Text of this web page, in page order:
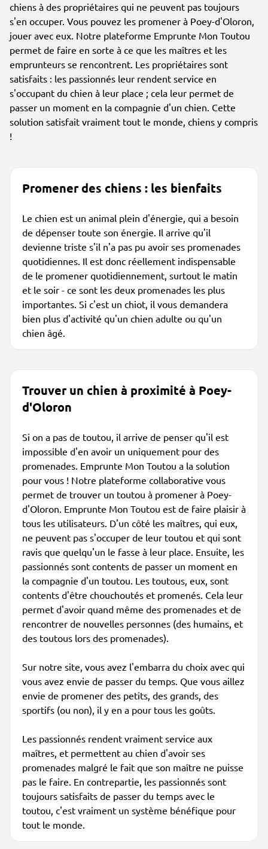
chiens à des propriétaires qui ne peuvent pas toujours
s'en occuper. Vous pouvez les promener à Poey-d'Oloron,
jouer avec eux. Notre plateforme Emprunte Mon Toutou
permet de faire en sorte à ce que les maîtres et les
emprunteurs se rencontrent. Les propriétaires sont
satisfaits : les passionnés leur rendent service en
s'occupant du chien à leur place ; cela leur permet de
passer un moment en la compagnie d'un chien. Cette
solution satisfait vraiment tout le monde, chiens y compris
!
Promener des chiens : les bienfaits
Le chien est un animal plein d'énergie, qui a besoin
de dépenser toute son énergie. Il arrive qu'il
devienne triste s'il n'a pas pu avoir ses promenades
quotidiennes. Il est donc réellement indispensable
de le promener quotidiennement, surtout le matin
et le soir - ce sont les deux promenades les plus
importantes. Si c'est un chiot, il vous demandera
bien plus d'activité qu'un chien adulte ou qu'un
chien âgé.
Trouver un chien à proximité à Poey-
d'Oloron
Si on a pas de toutou, il arrive de penser qu'il est
impossible d'en avoir un uniquement pour des
promenades. Emprunte Mon Toutou a la solution
pour vous ! Notre plateforme collaborative vous
permet de trouver un toutou à promener à Poey-
d'Oloron. Emprunte Mon Toutou est de faire plaisir à
tous les utilisateurs. D'un côté les maîtres, qui eux,
ne peuvent pas s'occuper de leur toutou et qui sont
ravis que quelqu'un le fasse à leur place. Ensuite, les
passionnés sont contents de passer un moment en
la compagnie d'un toutou. Les toutous, eux, sont
contents d'être chouchoutés et promenés. Cela leur
permet d'avoir quand même des promenades et de
rencontrer de nouvelles personnes (des humains, et
des toutous lors des promenades).
Sur notre site, vous avez l'embarra du choix avec qui
vous avez envie de passer du temps. Que vous aillez
envie de promener des petits, des grands, des
sportifs (ou non), il y en a pour tous les goûts.
Les passionnés rendent vraiment service aux
maîtres, et permettent au chien d'avoir ses
promenades malgré le fait que son maître ne puisse
pas le faire. En contrepartie, les passionnés sont
toujours satisfaits de passer du temps avec le
toutou, c'est vraiment un système bénéfique pour
tout le monde.